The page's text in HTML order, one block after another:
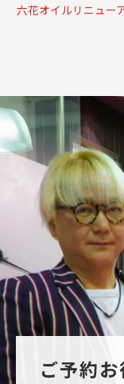
六花オイルリニュー
ご予約お